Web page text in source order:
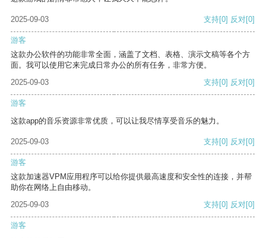
2025-09-03 支持[0] 反对[0]
游客
这款办公软件的功能非常全面，涵盖了文档、表格、演示文稿等各个方
面。我可以使用它来完成日常办公的所有任务，非常方便。
2025-09-03
支持[0] 反对[0]
游客
这款app的音乐资源非常优质，可以让我尽情享受音乐的魅力。
2025-09-03 支持[0] 反对[0]
游客
这款加速器VPM应用程序可以给你提供最高速度和安全性的连接，并帮
助你在网络上自由移动。
2025-09-03
支持[0] 反对[0]
游客